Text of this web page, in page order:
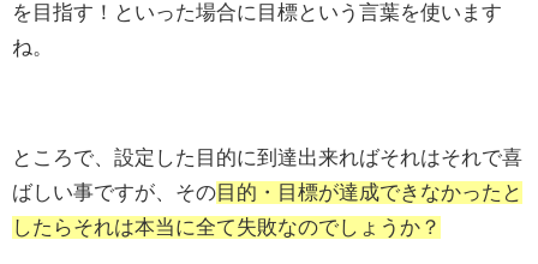
を目指す！といった場合に目標という言葉を使います
ね。
ところで、設定した目的に到達出来ればそれはそれで喜
ばしい事ですが、その目的・目標が達成できなかったと
したらそれは本当に全て失敗なのでしょうか？